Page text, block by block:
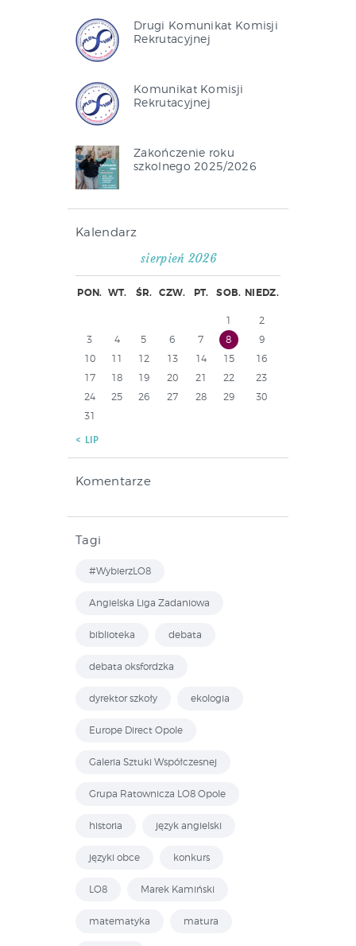
Drugi Komunikat Komisji
Rekrutacyjnej
Komunikat Komisji
Rekrutacyjnej
Zakończenie roku
szkolnego 2025/2026
Kalendarz
sierpień 2026
PON. WT. ŚR. CZW. PT. SOB. NIEDZ.
1
2
3
4 5 6 7 8
9
10
11 12 13 14 15
16
17
18 19 20 21 22
23
24
25 26 27 28 29
30
31
« LIP
Komentarze
Tagi
#WybierzLO8
Angielska Liga Zadaniowa
biblioteka debata
debata oksfordzka
dyrektor szkoły ekologia
Europe Direct Opole
Galeria Sztuki Współczesnej
Grupa Ratownicza LO8 Opole
historia język angielski
języki obce konkurs
LO8 Marek Kamiński
matematyka matura